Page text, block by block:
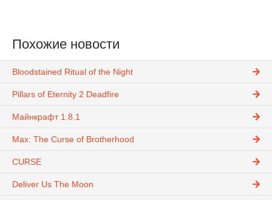
Похожие новости
Bloodstained Ritual of the Night
Pillars of Eternity 2 Deadfire
Майнкрафт 1.8.1
Max: The Curse of Brotherhood
CURSE
Deliver Us The Moon